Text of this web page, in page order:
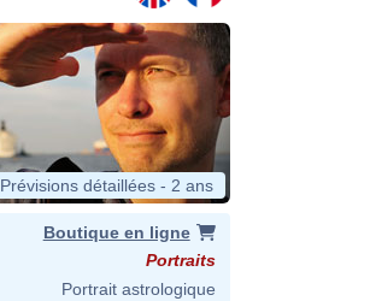
Prévisions détaillées - 2 ans
Boutique en ligne
Portraits
Portrait astrologique